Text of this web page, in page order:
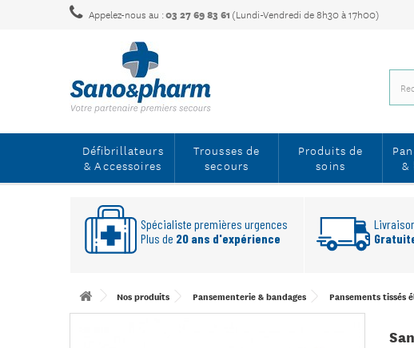
Appelez-nous au :03 27 69 83 61 (Lundi-Vendredi de 8h30 à 17h00)
Défibrillateurs
& Accessoires
Trousses de
secours
Produits de
soins
&
Spécialiste premières urgences
Plus de 20 ans d'expérience
Nos produits Pansementerie & bandages Pansements tissés